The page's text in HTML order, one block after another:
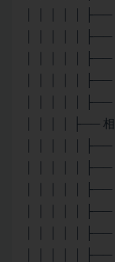
│ │ │ │ │ ├──
│ │ │ │ │ ├──
│ │ │ │ │ ├──
│ │ │ │ │ ├──
│ │ │ │ │ ├──
│ │ │ │ ├── 相
│ │ │ │ │ ├──
│ │ │ │ │ ├──
│ │ │ │ │ ├──
│ │ │ │ │ ├──
│ │ │ │ │ ├──
│ │ │ │ │ ├──